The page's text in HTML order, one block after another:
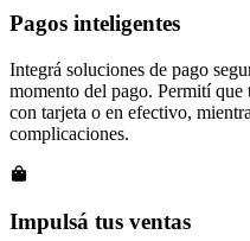
Pagos inteligentes
Integrá soluciones de pago
momento del pago. Permití que
con tarjeta o en efectivo,
complicaciones.
Impulsá tus ventas